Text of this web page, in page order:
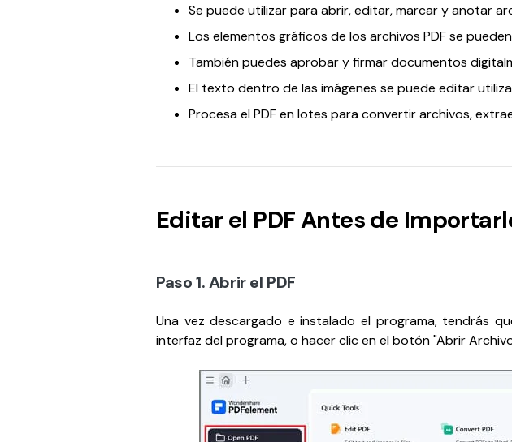
Se puede utilizar para abrir, editar, marcar y anotar
Los elementos gráficos de los archivos PDF se
También puedes aprobar y firmar documentos
El texto dentro de las imágenes se puede editar
Procesa el PDF en lotes para convertir archivos,
Editar el PDF Antes de
Paso 1. Abrir el PDF
Una vez descargado e instalado el programa, tendrás
interfaz del programa, o hacer clic en el botón "Abrir